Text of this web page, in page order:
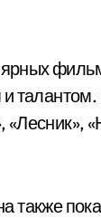
«Лесник»,
также